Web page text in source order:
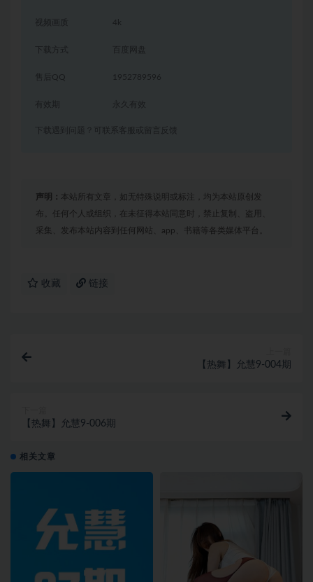
视频画质 4k
下载方式 百度网盘
售后QQ 1952789596
有效期 永久有效
下载遇到问题？可联系客服或留言反馈
声明： 本站所有文章，如无特殊说明或标注，均为本站原创发
布。任何个人或组织，在未征得本站同意时，禁止复制、盗用、
采集、发布本站内容到任何网站、app、书籍等各类媒体平台。
收藏 链接
【热舞】允慧9-004期
【热舞】允慧9-006期
相关文章